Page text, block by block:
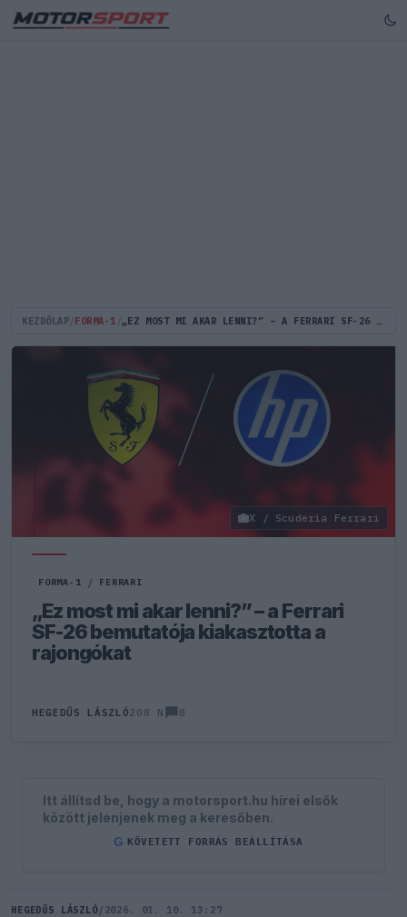
KEZDŐLAP FORMA-1 „EZ MOST MI AKAR LENNI?” – A FERRARI SF-26 BEMUTATÓJA KIAKASZTOTTA A RAJONGÓKAT
X / Scuderia Ferrari
FORMA-1 / FERRARI
„Ez most mi akar lenni?” – a Ferrari
SF-26 bemutatója kiakasztotta a
rajongókat
HEGEDŰS LÁSZLÓ208 N 0
Itt állítsd be, hogy a motorsport.hu hírei elsők
között jelenjenek meg a keresőben.
G KÖVETETT FORRÁS BEÁLLÍTÁSA
HEGEDŰS LÁSZLÓ/ 2026. 01. 10. 13:27